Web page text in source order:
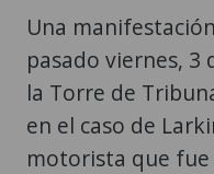
Una
pasado viernes, 3
la Torre de
en el caso de
motorista que